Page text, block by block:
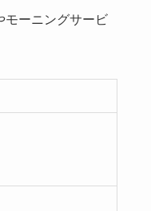
モーニングサービ